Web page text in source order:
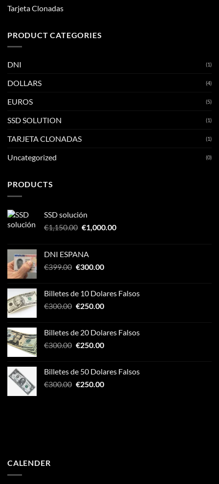
Tarjeta Clonadas
PRODUCT CATEGORIES
DNI (1)
DOLLARS (4)
EUROS (5)
SSD SOLUTION (1)
TARJETA CLONADAS (1)
Uncategorized (0)
PRODUCTS
SSD solución
€1,150.00 Original
€1,150.00.
€1,000.00Current
DNI ESPANA
€399.00 Original
€399.00.
€300.00Current
€300.00.
Billetes de 10 Dolares Falsos
€300.00 Original
€300.00.
€250.00Current
€250.00.
Billetes de 20 Dolares Falsos
€300.00 Original
€300.00.
€250.00Current
€250.00.
Billetes de 50 Dolares Falsos
€300.00 Original
€250.00Current
CALENDER